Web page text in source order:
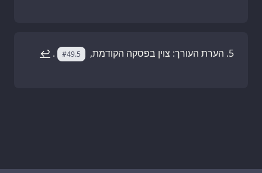
הערת העורך: צוין בפסקה הקודמת, #49.5
.
↩